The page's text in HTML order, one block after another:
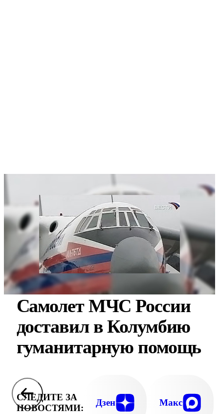
Самолет МЧС России
доставил в Колумбию
гуманитарную помощь
СЛЕДИТЕ ЗА
НОВОСТЯМИ:
Дзен Макс